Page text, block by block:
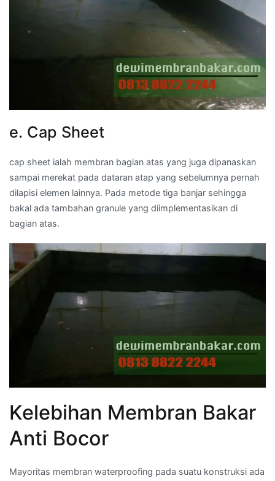
e. Cap Sheet
cap sheet ialah membran bagian atas yang juga dipanaskan
sampai merekat pada dataran atap yang sebelumnya pernah
dilapisi elemen lainnya. Pada metode tiga banjar sehingga
bakal ada tambahan granule yang diimplementasikan di
bagian atas.
Kelebihan Membran Bakar
Anti Bocor
Mayoritas membran waterproofing pada suatu konstruksi ada